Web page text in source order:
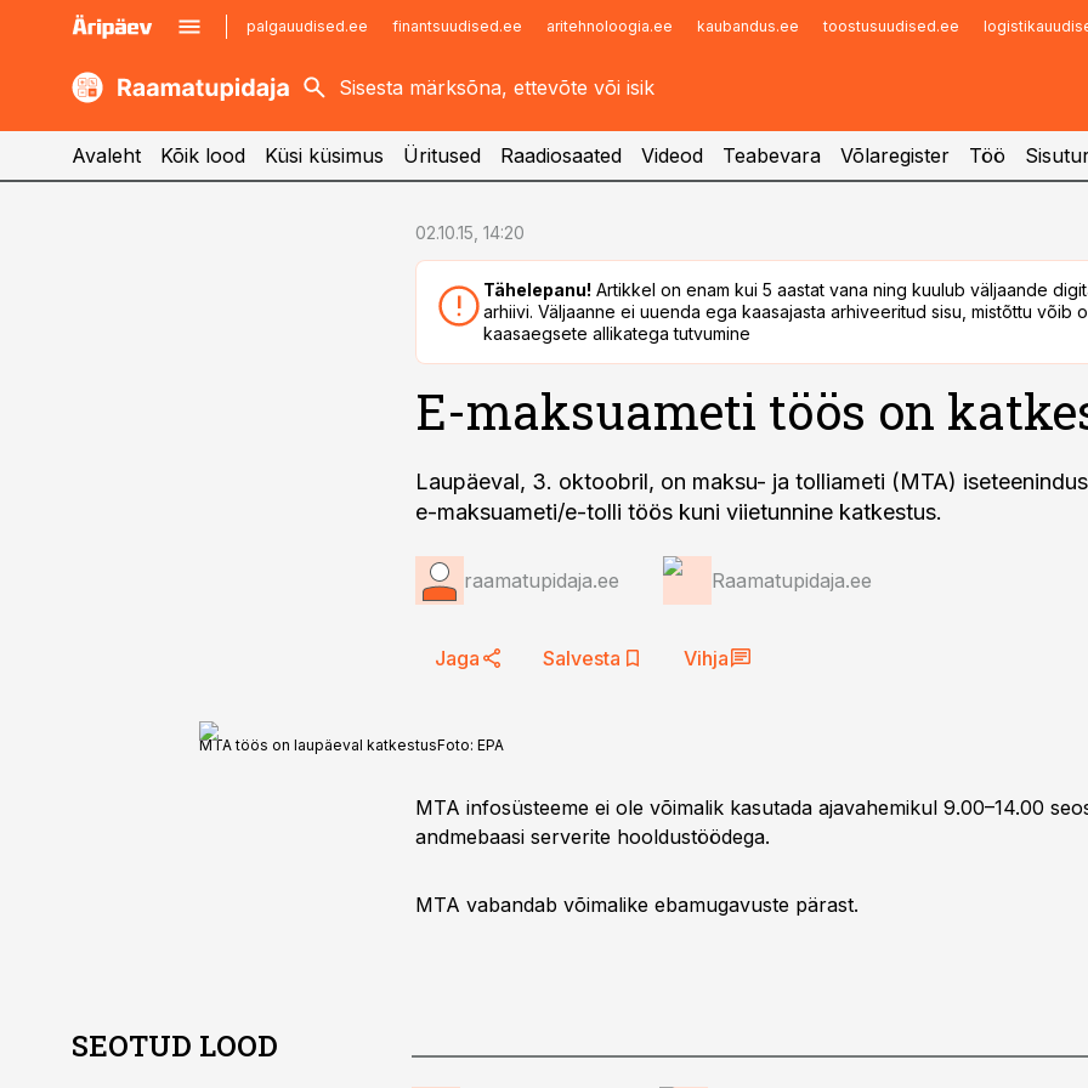
palgauudised.ee finantsuudised.ee aritehnoloogia.ee kaubandus.ee toostusuudised.ee
kaubandus.ee
kinnisvarauudised.ee
imelineajalugu.ee
Infopank
Avaleht Kõik lood Küsi küsimus Üritused Raadiosaated Videod Teabevara Võlaregister Töö
02.10.15, 14:20
Tähelepanu! Artikkel on enam kui 5 aastat vana ning kuulub väljaande
arhiivi. Väljaanne ei uuenda ega kaasajasta arhiveeritud sisu, mistõttu võib
kaasaegsete allikatega tutvumine
E-maksuameti töös on
Laupäeval, 3. oktoobril, on maksu- ja tolliameti (MTA)
e-maksuameti/e-tolli töös kuni viietunnine katkestus.
raamatupidaja.ee Raamatupidaja.ee
Jaga Salvesta Vihja
MTA töös on laupäeval katkestusFoto: EPA
MTA infosüsteeme ei ole võimalik kasutada ajavahemikul 9.00–14.00
andmebaasi serverite hooldustöödega.
MTA vabandab võimalike ebamugavuste pärast.
SEOTUD LOOD